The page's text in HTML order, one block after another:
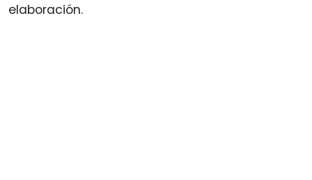
elaboración.